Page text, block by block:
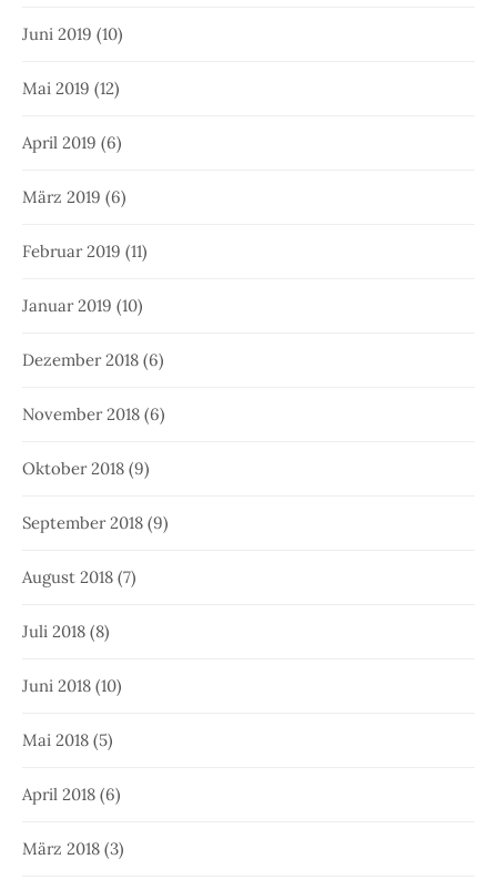
Juni 2019 (10)
Mai 2019 (12)
April 2019 (6)
März 2019 (6)
Februar 2019 (11)
Januar 2019 (10)
Dezember 2018 (6)
November 2018 (6)
Oktober 2018 (9)
September 2018 (9)
August 2018 (7)
Juli 2018 (8)
Juni 2018 (10)
Mai 2018 (5)
April 2018 (6)
März 2018 (3)